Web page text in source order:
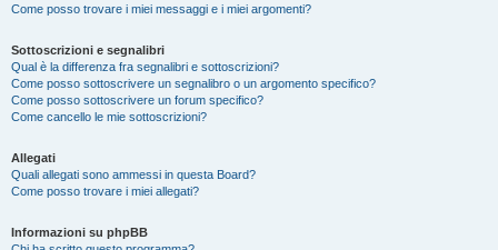
Come posso trovare i miei messaggi e i miei argomenti?
Sottoscrizioni e segnalibri
Qual è la differenza fra segnalibri e sottoscrizioni?
Come posso sottoscrivere un segnalibro o un argomento specifico?
Come posso sottoscrivere un forum specifico?
Come cancello le mie sottoscrizioni?
Allegati
Quali allegati sono ammessi in questa Board?
Come posso trovare i miei allegati?
Informazioni su phpBB